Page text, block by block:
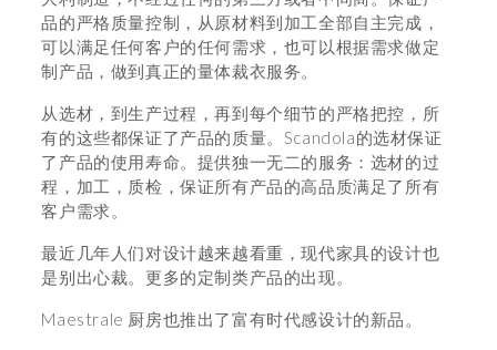
品的严格质量控制，从原材料到加工全部自主完成，
可以满足任何客户的任何需求，也可以根据需求做定
制产品，做到真正的量体裁衣服务。
从选材，到生产过程，再到每个细节的严格把控，所
有的这些都保证了产品的质量。Scandola的选材保证
了产品的使用寿命。提供独一无二的服务：选材的过
程，加工，质检，保证所有产品的高品质满足了所有
客户需求。
最近几年人们对设计越来越看重，现代家具的设计也
是别出心裁。更多的定制类产品的出现。
Maestrale 厨房也推出了富有时代感设计的新品。